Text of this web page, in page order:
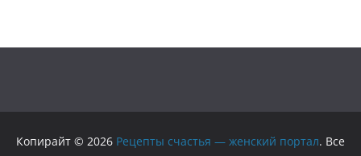
Копирайт © 2026 Рецепты счастья — женский портал. Все